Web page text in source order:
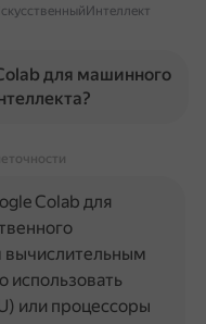
для машинного
Colab для
вычислительным
или процессоры